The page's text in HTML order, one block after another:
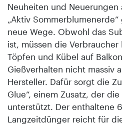
Neuheiten und Neuerungen
„Aktiv
neue Wege. Obwohl das
ist, müssen die
Töpfen und Kübel auf
Gießverhalten nicht massiv
Hersteller. Dafür sorgt die
Glue“, einem Zusatz, der
unterstützt. Der enthaltene
Langzeitdünger reicht für